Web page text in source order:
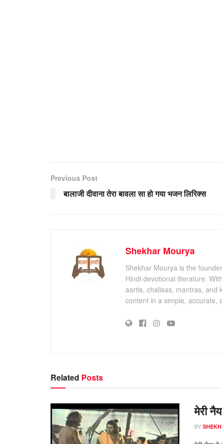
Previous Post
बालाजी दीवाना तेरा बावला सा हो गया भजन लिरिक्स
Shekhar Mourya
Shekhar Mourya is the
Hindi devotional literature.
aartis, chalisas, mantras, and
content in a simple, accurate,
Related Posts
मेरी
BY